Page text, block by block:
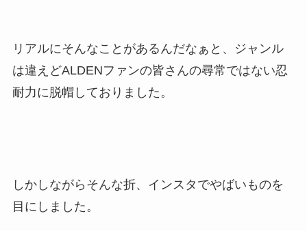
リアルにそんなことがあるんだなぁと、ジャンル
は違えどALDENファンの皆さんの尋常ではない忍
耐力に脱帽しておりました。
しかしながらそんな折、インスタでやばいものを
目にしました。